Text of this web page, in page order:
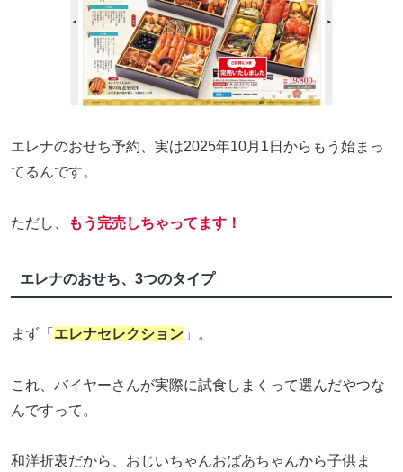
エレナのおせち予約、実は2025年10月1日からもう始まっ
てるんです。
ただし、 もう完売しちゃってます！
エレナのおせち、3つのタイプ
まず「 エレナセレクション 」。
これ、バイヤーさんが実際に試食しまくって選んだやつな
んですって。
和洋折衷だから、おじいちゃんおばあちゃんから子供ま